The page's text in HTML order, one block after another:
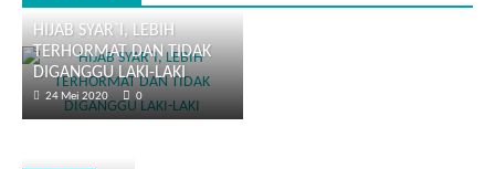
HIJAB SYAR`I, LEBIH
TERHORMAT DAN TIDAK
DIGANGGU LAKI-LAKI
24 Mei 2020 0